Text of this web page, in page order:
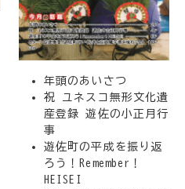
年頭のあいさつ
祝 ユネスコ無形文化遺
産登録 遊佐の小正月行
事
遊佐町の平成を振り返
ろう！Remember！
HEISEI